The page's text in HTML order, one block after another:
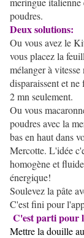
poudres.
Deux solutions:
Ou vous avez le
vous placez la
mélanger à
disparaissent et
2 mn seulement.
Ou vous
poudres avec la
bas en haut dans
Mercotte. L'idée
homogène et
énergique!
Soulevez la pâte
C'est fini pour
C'est parti pour
Mettre la douille